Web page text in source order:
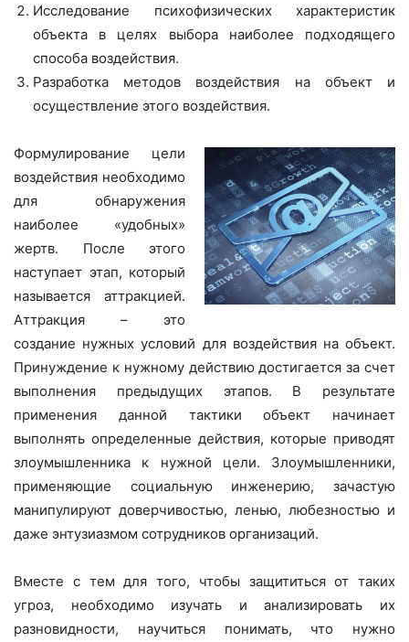
Исследование психофизических характеристик
объекта в целях выбора наиболее подходящего
способа воздействия.
Разработка методов воздействия на объект и
осуществление этого воздействия.
Формулирование цели
воздействия необходимо
для обнаружения
наиболее «удобных»
жертв. После этого
наступает этап, который
называется аттракцией.
Аттракция – это
создание нужных условий для воздействия на объект.
Принуждение к нужному действию достигается за счет
выполнения предыдущих этапов. В результате
применения данной тактики объект начинает
выполнять определенные действия, которые приводят
злоумышленника к нужной цели. Злоумышленники,
применяющие социальную инженерию, зачастую
манипулируют доверчивостью, ленью, любезностью и
даже энтузиазмом сотрудников организаций.
Вместе с тем для того, чтобы защититься от таких
угроз, необходимо изучать и анализировать их
разновидности, научиться понимать, что нужно